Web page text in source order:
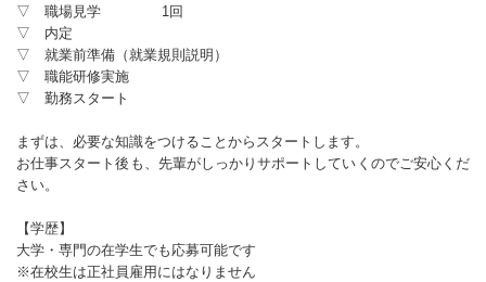
▽ 職場見学 1回
▽ 内定
▽ 就業前準備（就業規則説明）
▽ 職能研修実施
▽ 勤務スタート
まずは、必要な知識をつけることからスタートします。
お仕事スタート後も、先輩がしっかりサポートしていくのでご安心くだ
さい。
【学歴】
大学・専門の在学生でも応募可能です
※在校生は正社員雇用にはなりません